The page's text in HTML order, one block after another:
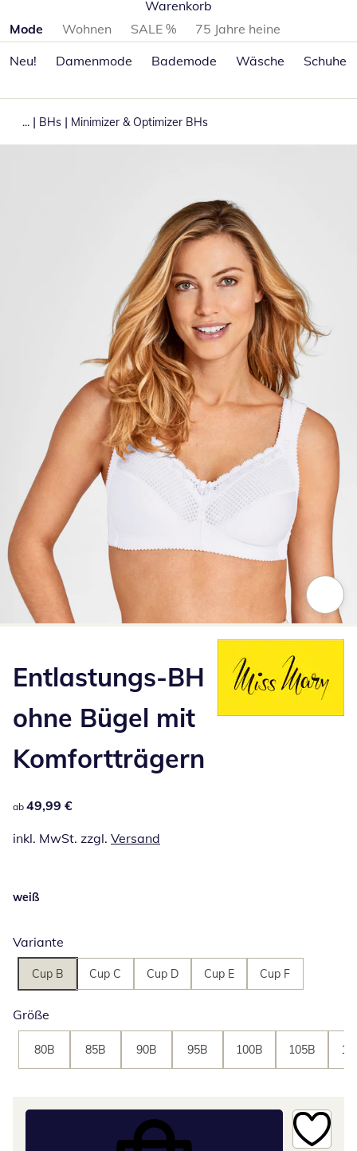
Warenkorb
Produktkategorien überspringen
Mode Wohnen SALE %
75 Jahre heine
Neu!
Damenmode Bademode Wäsche Schuhe
... | BHs | Minimizer & Optimizer BHs
Entlastungs-BH
ohne Bügel mit
Komfortträgern
49,99 €
ab 49,99 €
inkl. MwSt. zzgl. Versand
weiß
Variante
Cup B Cup C Cup D Cup E Cup F
Größe
80B 85B 90B 95B 100B 105B